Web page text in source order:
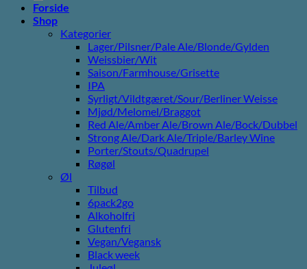
Forside
Shop
Kategorier
Lager/Pilsner/Pale Ale/Blonde/Gylden
Weissbier/Wit
Saison/Farmhouse/Grisette
IPA
Syrligt/Vildtgæret/Sour/Berliner Weisse
Mjød/Melomel/Braggot
Red Ale/Amber Ale/Brown Ale/Bock/Dubbel
Strong Ale/Dark Ale/Triple/Barley Wine
Porter/Stouts/Quadrupel
Røgøl
Øl
Tilbud
6pack2go
Alkoholfri
Glutenfri
Vegan/Vegansk
Black week